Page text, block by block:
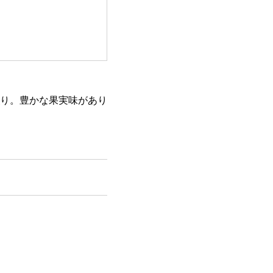
。豊かな果実味があり